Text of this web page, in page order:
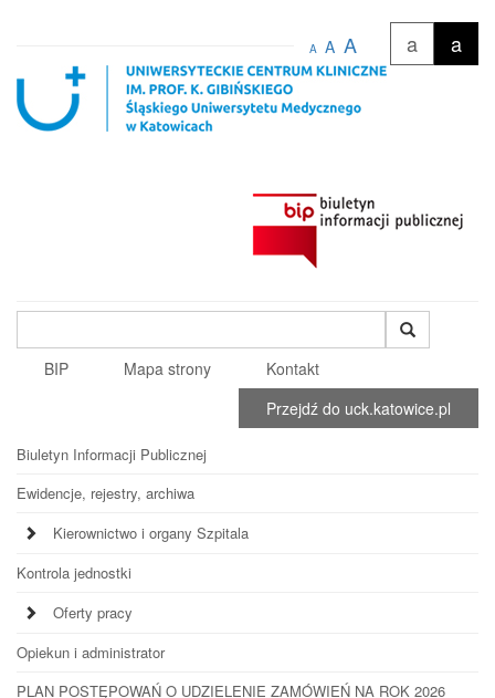
a
a
A A A
fraza
BIP
Mapa strony
Kontakt
Przejdź do uck.katowice.pl
Biuletyn Informacji Publicznej
Ewidencje, rejestry, archiwa
Kierownictwo i organy Szpitala
Kontrola jednostki
Oferty pracy
Opiekun i administrator
PLAN POSTĘPOWAŃ O UDZIELENIE ZAMÓWIEŃ NA ROK 2026